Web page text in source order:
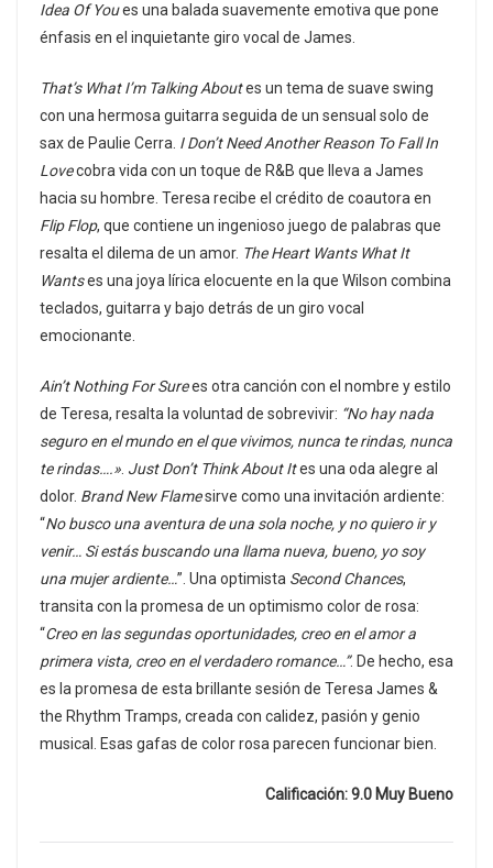
Idea Of Youes una balada suavemente emotiva que pone
énfasis en el inquietante giro vocal de James.
That’s What I’m Talking Aboutes un tema de suave swing
con una hermosa guitarra seguida de un sensual solo de
sax de Paulie Cerra. I Don’t Need Another Reason To Fall In
Lovecobra vida con un toque de R&B que lleva a James
hacia su hombre. Teresa recibe el crédito de coautora en
Flip Flop, que contiene un ingenioso juego de palabras que
resalta el dilema de un amor. The Heart Wants What It
Wantses una joya lírica elocuente en la que Wilson combina
teclados, guitarra y bajo detrás de un giro vocal
emocionante.
Ain’t Nothing For Surees otra canción con el nombre y estilo
de Teresa, resalta la voluntad de sobrevivir: “No hay nada
seguro en el mundo en el que vivimos, nunca te rindas, nunca
te rindas….». Just Don’t Think About Ites una oda alegre al
dolor. Brand New Flamesirve como una invitación ardiente:
“No busco una aventura de una sola noche, y no quiero ir y
venir… Si estás buscando una llama nueva, bueno, yo soy
una mujer ardiente…”. Una optimista Second Chances,
transita con la promesa de un optimismo color de rosa:
“Creo en las segundas oportunidades, creo en el amor a
primera vista, creo en el verdadero romance…”. De hecho, esa
es la promesa de esta brillante sesión de Teresa James &
the Rhythm Tramps, creada con calidez, pasión y genio
musical. Esas gafas de color rosa parecen funcionar bien.
Calificación: 9.0 Muy Bueno